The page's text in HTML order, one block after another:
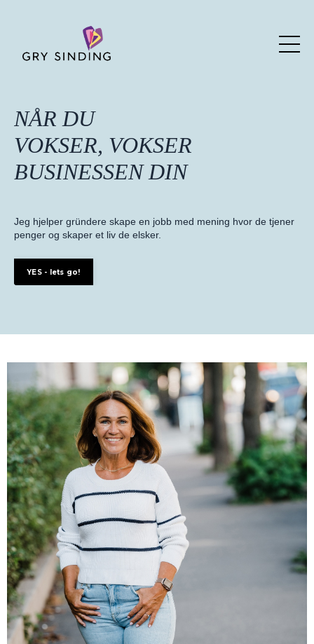
NÅR DU
VOKSER, VOKSER
BUSINESSEN DIN
Jeg hjelper gründere skape en jobb med mening hvor de tjener
penger og skaper et liv de elsker.
YES - lets go!